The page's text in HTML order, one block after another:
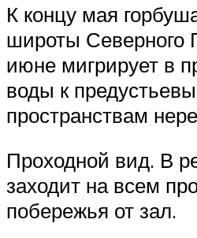
К концу мая
широты Северного
июне мигрирует в
воды к
пространствам
Проходной вид. В
заходит на всем
побережья от зал.